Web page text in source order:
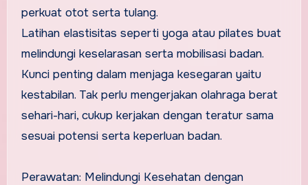
perkuat otot serta tulang.
Latihan elastisitas seperti yoga atau pilates buat
melindungi keselarasan serta mobilisasi badan.
Kunci penting dalam menjaga kesegaran yaitu
kestabilan. Tak perlu mengerjakan olahraga berat
sehari-hari, cukup kerjakan dengan teratur sama
sesuai potensi serta keperluan badan.
Perawatan: Melindungi Kesehatan dengan